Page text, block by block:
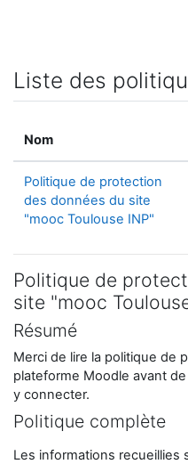
Liste des
Nom
Politique de protection
des données du site
"mooc Toulouse INP"
Politique de
site "mooc
Résumé
Merci de lire la politique de
plateforme Moodle avant
y connecter.
Politique complète
Les informations